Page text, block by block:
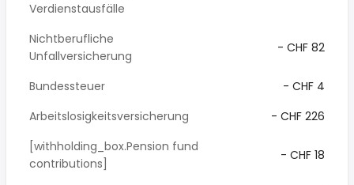
Verdienstausfälle
Nichtberufliche
Unfallversicherung
- CHF 82
Bundessteuer
- CHF 4
Arbeitslosigkeitsversicherung
- CHF 226
[withholding_box.Pension fund
contributions]
- CHF 18